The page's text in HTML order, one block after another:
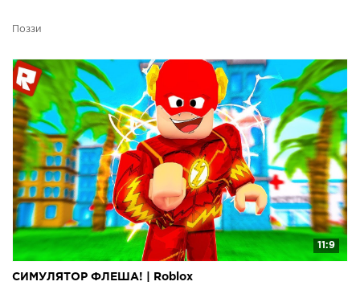
Поззи
11:9
СИМУЛЯТОР ФЛЕША! | Roblox